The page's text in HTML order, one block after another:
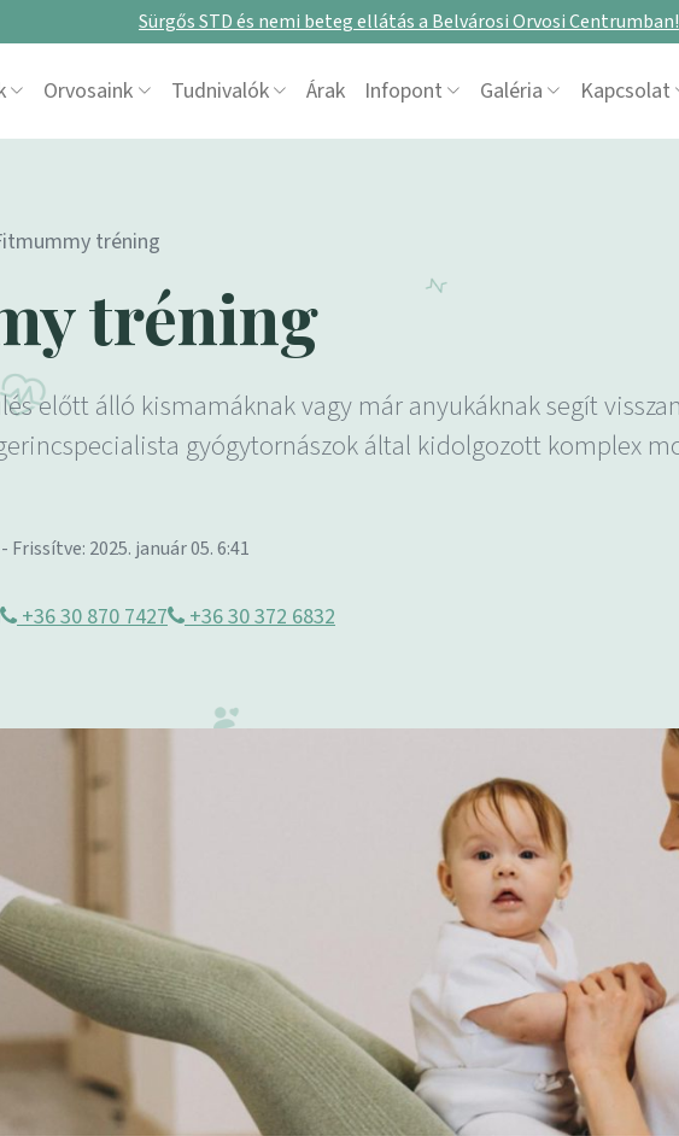
Sürgős STD és nemi beteg ellátás a Belvárosi Orvosi Centrumban!
Orvosaink Tudnivalók Árak Infopont Galéria Kapcsolat
tréning
tréning
előtt álló kismamáknak vagy már anyukáknak segít
gyógytornászok által kidolgozott komplex
Frissítve: 2025. január 05. 6:41
+36 30 870 7427 +36 30 372 6832